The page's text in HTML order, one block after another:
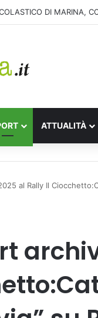
DI MARINA,
ATTUALITÀ
al Rally Il